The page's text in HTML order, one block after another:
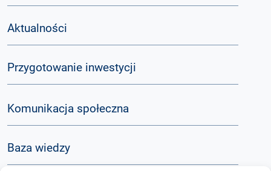
Aktualności
Przygotowanie inwestycji
Komunikacja społeczna
Baza wiedzy